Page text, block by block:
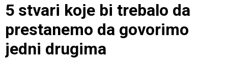
5 stvari koje bi trebalo da
prestanemo da govorimo
jedni drugima